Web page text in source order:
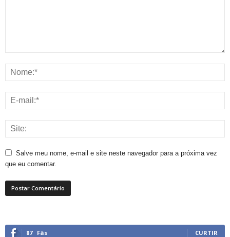
Salve meu nome, e-mail e site neste navegador para a próxima vez
que eu comentar.
87 Fãs CURTIR